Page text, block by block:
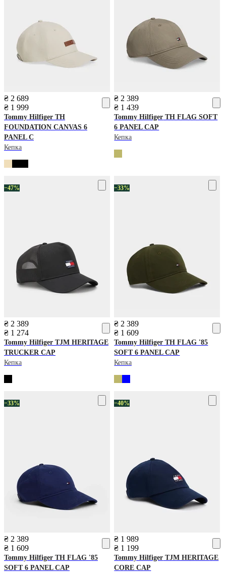
₴ 2 689
₴ 1 999
Tommy Hilfiger TH
FOUNDATION CANVAS 6
PANEL C
Кепка
₴ 2 389
₴ 1 439
Tommy Hilfiger TH FLAG SOFT
6 PANEL CAP
Кепка
−47%
₴ 2 389
₴ 1 274
Tommy Hilfiger TJM HERITAGE
TRUCKER CAP
Кепка
−33%
₴ 2 389
₴ 1 609
Tommy Hilfiger TH FLAG '85
SOFT 6 PANEL CAP
Кепка
−33%
₴ 2 389
₴ 1 609
Tommy Hilfiger TH FLAG '85
SOFT 6 PANEL CAP
−40%
₴ 1 989
₴ 1 199
Tommy Hilfiger TJM HERITAGE
CORE CAP